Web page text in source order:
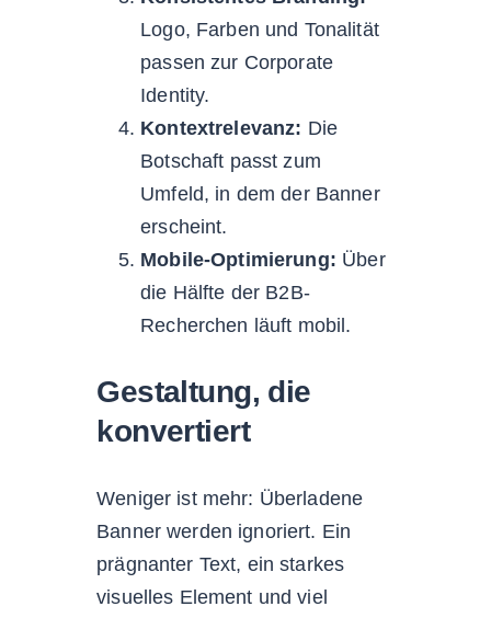
Logo, Farben und Tonalität
passen zur Corporate
Identity.
Kontextrelevanz: Die
Botschaft passt zum
Umfeld, in dem der Banner
erscheint.
Mobile-Optimierung: Über
die Hälfte der B2B-
Recherchen läuft mobil.
Gestaltung, die
konvertiert
Weniger ist mehr: Überladene
Banner werden ignoriert. Ein
prägnanter Text, ein starkes
visuelles Element und viel